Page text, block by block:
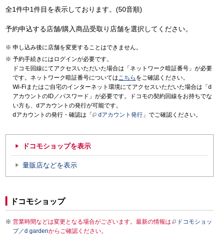
全1件中1件目を表示しております。(50音順)
予約申込する店舗/購入商品受取り店舗を選択してください。
申し込み後に店舗を変更することはできません。
予約手続きにはログインが必要です。
ドコモ回線にてアクセスいただいた場合は「ネットワーク暗証番号」が必要
です。ネットワーク暗証番号についてはこちら をご確認ください。
Wi-Fiまたはご自宅のインターネット環境にてアクセスいただいた場合は「d
アカウントのID／パスワード」が必要です。ドコモの契約回線をお持ちでな
い方も、dアカウントの発行が可能です。
dアカウントの発行・確認は「
dアカウント発行 」でご確認ください。
ドコモショップを表示
量販店などを表示
ドコモショップ
営業時間などは変更となる場合がございます。最新の情報は
ドコモショッ
プ／d gardenからご確認ください。